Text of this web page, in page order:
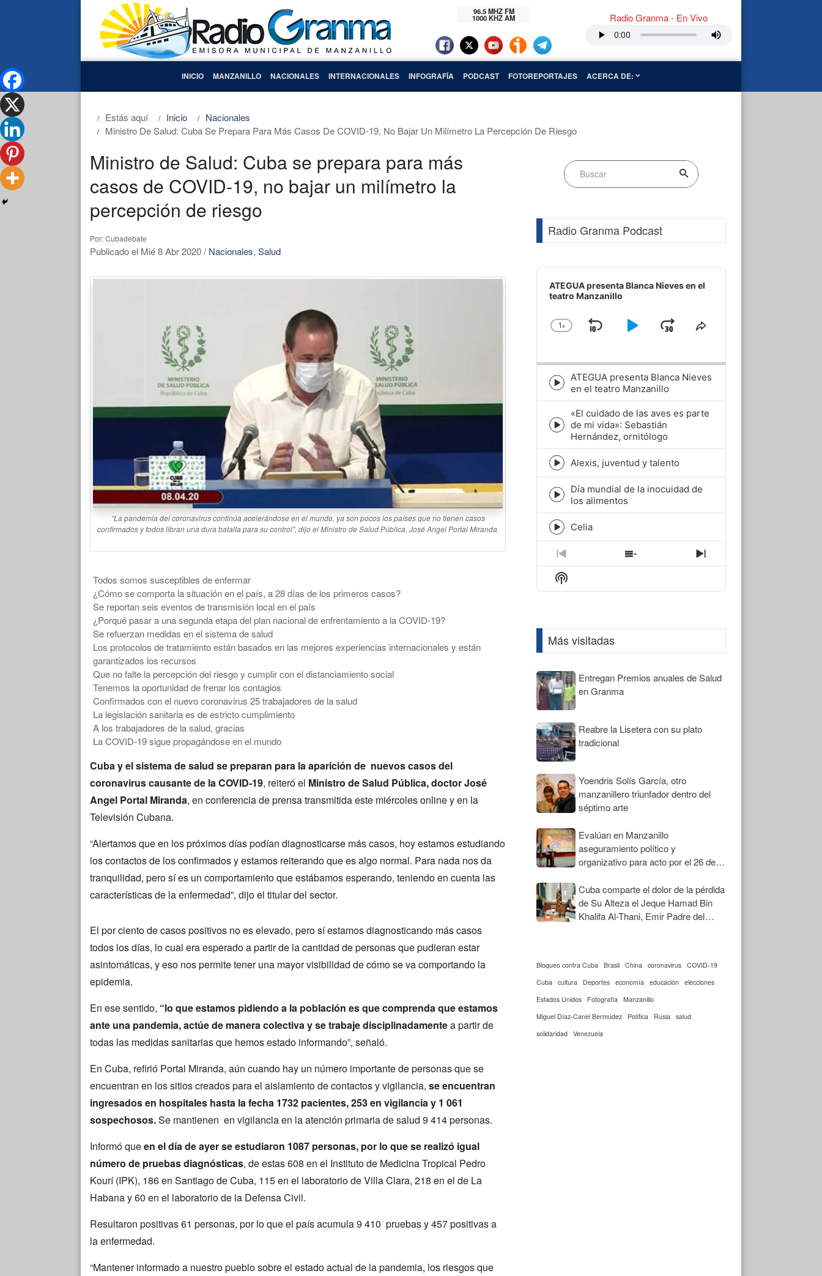
96.5 MHZ FM
1000 KHZ AM Radio Granma - En Vivo
INICIO MANZANILLO NACIONALES INTERNACIONALES INFOGRAFÍA PODCAST FOTOREPORTAJES ACERCA DE:
Estás aquí Inicio
Nacionales
Ministro De Salud: Cuba Se Prepara Para Más Casos De COVID-19, No Bajar Un Milímetro La Percepción De Riesgo
Ministro de Salud: Cuba se prepara para más
casos de COVID-19, no bajar un milímetro la
percepción de riesgo
Por: Cubadebate
Publicado el Mié 8 Abr 2020/ Nacionales, Salud
“La pandemia del coronavirus continúa acelerándose en el mundo, ya son pocos los países que no tienen casos
confirmados y todos libran una dura batalla para su control”, dijo el Ministro de Salud Pública, José Angel Portal Miranda.
Todos somos susceptibles de enfermar
¿Cómo se comporta la situación en el país, a 28 días de los primeros casos?
Se reportan seis eventos de transmisión local en el país
¿Porqué pasar a una segunda etapa del plan nacional de enfrentamiento a la COVID-19?
Se refuerzan medidas en el sistema de salud
Los protocolos de tratamiento están basados en las mejores experiencias internacionales y están
garantizados los recursos
Que no falte la percepción del riesgo y cumplir con el distanciamiento social
Tenemos la oportunidad de frenar los contagios
Confirmados con el nuevo coronavirus 25 trabajadores de la salud
La legislación sanitaria es de estricto cumplimiento
A los trabajadores de la salud, gracias
La COVID-19 sigue propagándose en el mundo
Cuba y el sistema de salud se preparan para la aparición de nuevos casos del
coronavirus causante de la COVID-19, reiteró el Ministro de Salud Pública, doctor José
Angel Portal Miranda, en conferencia de prensa transmitida este miércoles online y en la
Televisión Cubana.
“Alertamos que en los próximos días podían diagnosticarse más casos, hoy estamos estudiando
los contactos de los confirmados y estamos reiterando que es algo normal. Para nada nos da
tranquilidad, pero sí es un comportamiento que estábamos esperando, teniendo en cuenta las
características de la enfermedad”, dijo el titular del sector.
El por ciento de casos positivos no es elevado, pero sí estamos diagnosticando más casos
todos los días, lo cual era esperado a partir de la cantidad de personas que pudieran estar
asintomáticas, y eso nos permite tener una mayor visibilidad de cómo se va comportando la
epidemia.
En ese sentido, “lo que estamos pidiendo a la población es que comprenda que estamos
ante una pandemia, actúe de manera colectiva y se trabaje disciplinadamentea partir de
todas las medidas sanitarias que hemos estado informando”, señaló.
En Cuba, refirió Portal Miranda, aún cuando hay un número importante de personas que se
encuentran en los sitios creados para el aislamiento de contactos y vigilancia, se encuentran
ingresados en hospitales hasta la fecha 1732 pacientes, 253 en vigilancia y 1 061
sospechosos.Se mantienen en vigilancia en la atención primaria de salud 9 414 personas.
Informó queen el día de ayer se estudiaron 1087 personas, por lo que se realizó igual
número de pruebas diagnósticas, de estas 608 en el Instituto de Medicina Tropical Pedro
Kourí (IPK), 186 en Santiago de Cuba, 115 en el laboratorio de Villa Clara, 218 en el de La
Habana y 60 en el laboratorio de la Defensa Civil.
Resultaron positivas 61 personas, por lo que el país acumula 9 410 pruebas y 457 positivas a
la enfermedad.
“Mantener informado a nuestro pueblo sobre el estado actual de la pandemia, los riesgos que
Radio Granma Podcast
Audio
Player
ATEGUA presenta Blanca Nieves en el
teatro Manzanillo
Change
1x
SkipPlayJumpShare
Episode
play
icon
ATEGUA presenta Blanca Nieves
en el teatro Manzanillo
Episode
play
icon
«El cuidado de las aves es parte
de mi vida»: Sebastián
Hernández, ornitólogo
Episode
play
icon
Alexis, juventud y talento
Episode
play
icon
Día mundial de la inocuidad de
los alimentos
Episode
play
icon
Celia
Previous
Episode
Show
Episodes
Next
Episode
Show
Podcast
Más visitadas
Entregan Premios anuales de Salud
en Granma
Reabre la Lisetera con su plato
tradicional
Yoendris Solís García, otro
manzanillero triunfador dentro del
séptimo arte
Evalúan en Manzanillo
aseguramiento político y
organizativo para acto por el 26 de
Cuba comparte el dolor de la pérdida
de Su Alteza el Jeque Hamad Bin
Khalifa Al-Thani, Emir Padre del
Bloqueo contra Cuba Brasil China coronavirus COVID-19
Cuba
cultura Deportes economía educación elecciones
Estados Unidos
Fotografía
Manzanillo
Miguel Díaz-Canel Bermúdez
Política Rusia
salud
solidaridad Venezuela